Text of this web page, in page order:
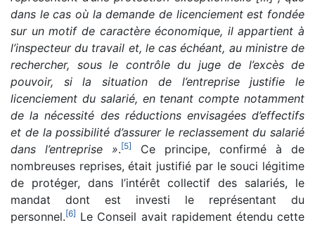
dans le cas où la demande de licenciement est fondée
sur un motif de caractère économique, il appartient à
l’inspecteur du travail et, le cas échéant, au ministre de
rechercher, sous le contrôle du juge de l’excès de
pouvoir, si la situation de l’entreprise justifie le
licenciement du salarié, en tenant compte notamment
de la nécessité des réductions envisagées d’effectifs
et de la possibilité d’assurer le reclassement du salarié
dans l’entreprise ».[5]
Ce principe, confirmé à de
nombreuses reprises, était justifié par le souci légitime
de protéger, dans l’intérêt collectif des salariés, le
mandat dont est investi le représentant du
personnel.[6] Le Conseil avait rapidement étendu cette